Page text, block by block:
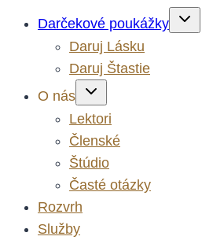
Darčekové poukážky
Toggle
Daruj Lásku
Daruj Štastie
O nás
Toggle
menu
Lektori
Členské
Štúdio
Časté otázky
Rozvrh
Služby